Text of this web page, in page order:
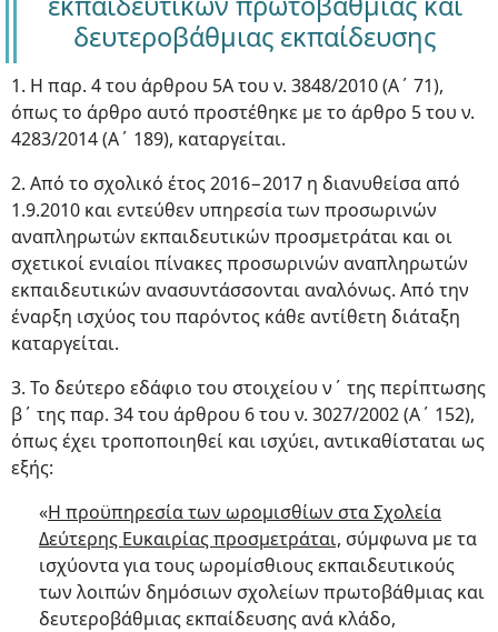
δευτεροβάθμιας εκπαίδευσης
1. Η παρ. 4 του άρθρου 5Α του ν. 3848/2010 (Α΄ 71),
όπως το άρθρο αυτό προστέθηκε με το άρθρο 5 του ν.
4283/2014 (Α΄ 189), καταργείται.
2. Από το σχολικό έτος 2016−2017 η διανυθείσα από
1.9.2010 και εντεύθεν υπηρεσία των προσωρινών
αναπληρωτών εκπαιδευτικών προσμετράται και οι
σχετικοί ενιαίοι πίνακες προσωρινών αναπληρωτών
εκπαιδευτικών ανασυντάσσονται αναλόνως. Από την
έναρξη ισχύος του παρόντος κάθε αντίθετη διάταξη
καταργείται.
3. Το δεύτερο εδάφιο του στοιχείου ν΄ της περίπτωσης
β΄ της παρ. 34 του άρθρου 6 του ν. 3027/2002 (Α΄ 152),
όπως έχει τροποποιηθεί και ισχύει, αντικαθίσταται ως
εξής:
«Η προϋπηρεσία των ωρομισθίων στα Σχολεία
Δεύτερης Ευκαιρίας προσμετράται, σύμφωνα με τα
ισχύοντα για τους ωρομίσθιους εκπαιδευτικούς
των λοιπών δημόσιων σχολείων πρωτοβάθμιας και
δευτεροβάθμιας εκπαίδευσης ανά κλάδο,